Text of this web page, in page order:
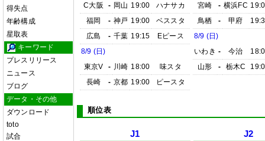
得失点
年齢構成
星取表
キーワード
プレスリリース
ニュース
ブログ
データ・その他
ダウンロード
toto
試合
C大阪
- 岡山 19:00
ハナサカ
福岡
- 神戸 19:00
ベススタ
広島
- 千葉 19:15
Eピース
8/9 (日)
東京V
- 川崎 18:00
味スタ
長崎
- 京都 19:00 ピースタ
宮崎
- 横浜FC
鳥栖
- 甲府
8/9 (日)
いわき - 今治
山形
- 栃木C
順位表
J1 J2